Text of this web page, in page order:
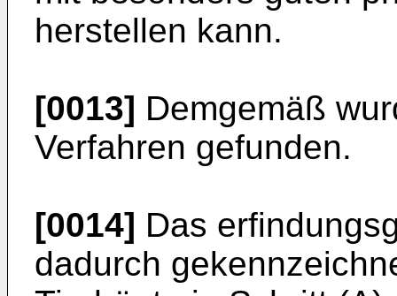
herstellen kann.
[0013] Demgemäß
Verfahren gefunden.
[0014] Das
dadurch